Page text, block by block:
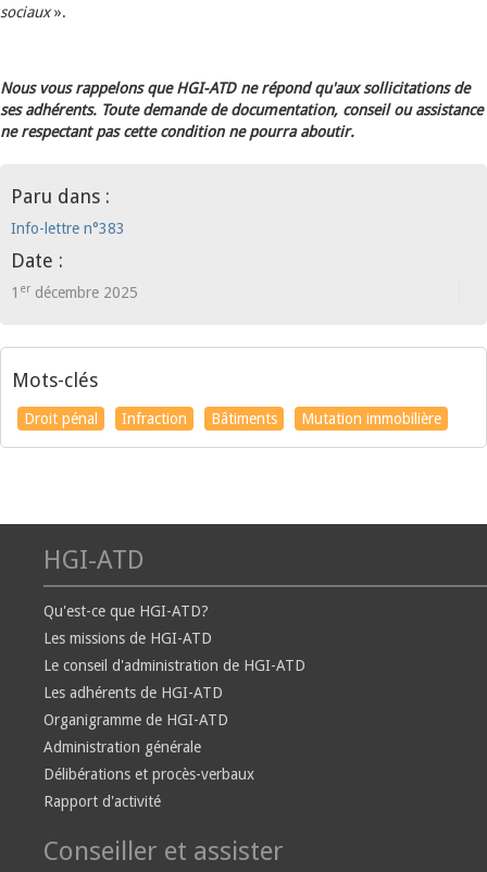
sociaux».
Nous vous rappelons que HGI-ATD ne répond qu'aux sollicitations de
ses adhérents. Toute demande de documentation, conseil ou assistance
ne respectant pas cette condition ne pourra aboutir.
Paru dans :
Info-lettre n°383
Date :
1 er décembre 2025
Mots-clés
Droit pénal Infraction Bâtiments Mutation immobilière
HGI-ATD
Qu'est-ce que HGI-ATD?
Les missions de HGI-ATD
Le conseil d'administration de HGI-ATD
Les adhérents de HGI-ATD
Organigramme de HGI-ATD
Administration générale
Délibérations et procès-verbaux
Rapport d'activité
Conseiller et assister